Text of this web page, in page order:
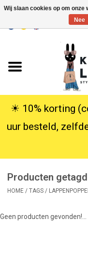
USD
Knuffels
Poppen
SALE
☀︎ 10% korting
uur besteld, zelfde
Producten
HOME / TAGS /
Geen producten gevonden!...
Wij slaan cookies op om
Nee